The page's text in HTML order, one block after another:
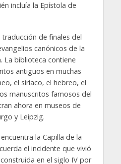
incluía la Epístola de
traducción de finales del
canónicos de la
La biblioteca contiene
antiguos en muchas
el siríaco, el hebreo, el
manuscritos famosos del
ahora en museos de
y Leipzig.
la Capilla de la
el incidente que vivió
en el siglo IV por